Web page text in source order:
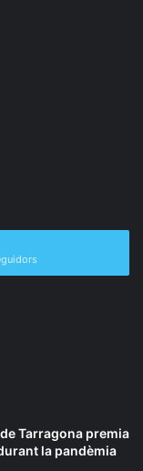
Tarragona premia
la pandèmia